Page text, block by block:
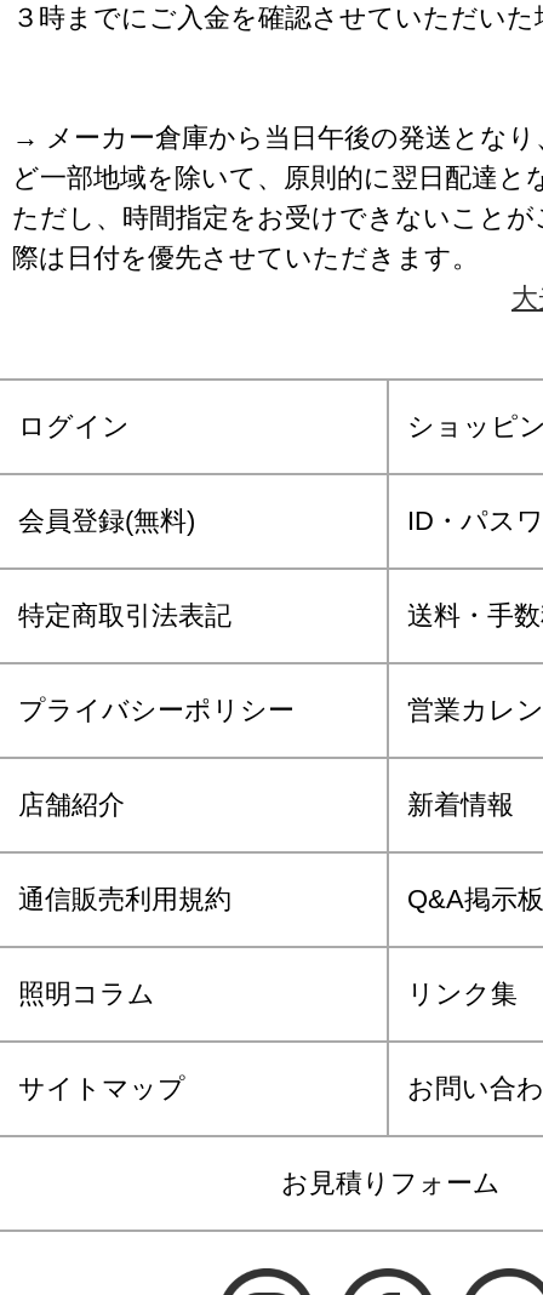
３時までにご入金を確認させていただいた
→ メーカー倉庫から当日午後の発送となり
ど一部地域を除いて、原則的に翌日配達と
ただし、時間指定をお受けできないこと
際は日付を優先させていただきます。
ログイン ショッピ
会員登録(無料) ID・パス
特定商取引法表記 送料・手
プライバシーポリシー 営業カレ
店舗紹介 新着情報
通信販売利用規約 Q&A掲示板
照明コラム リンク集
サイトマップ お問い合
お見積りフォーム